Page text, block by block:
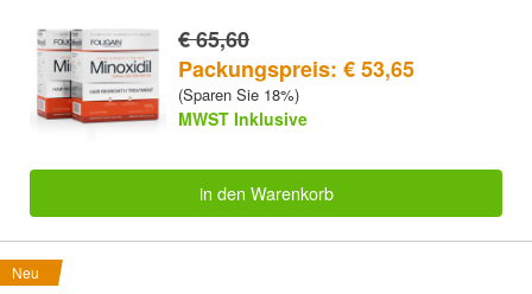
€ 65,60
Packungspreis: € 53,65
(Sparen Sie 18%)
MWST Inklusive
in den Warenkorb
Neu